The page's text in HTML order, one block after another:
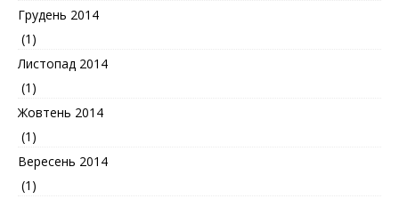
Грудень 2014
(1)
Листопад 2014
(1)
Жовтень 2014
(1)
Вересень 2014
(1)